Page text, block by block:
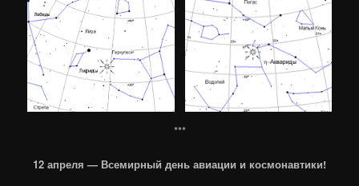
***
12 апреля — Всемирный день авиации и космонавтики!